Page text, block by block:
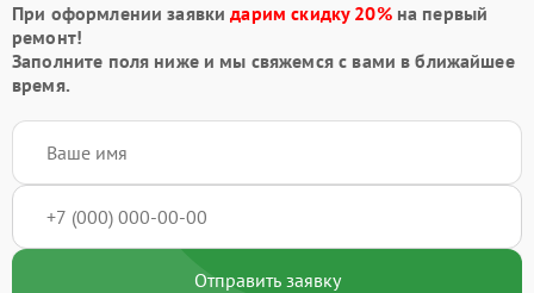
При оформлении заявкидарим скидку 20%на первый
ремонт!
Заполните поля ниже и мы свяжемся с вами в ближайшее
время.
Отправить заявку